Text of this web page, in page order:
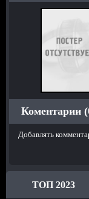
Коментарии
Добавлять
ТОП 2023